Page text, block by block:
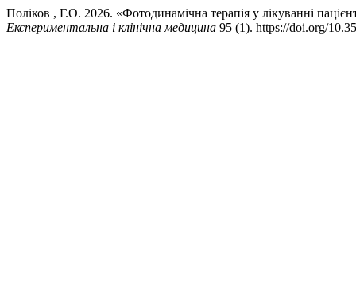
Поліков , Г.О. 2026. «Фотодинамічна терапія у лікуванні
Експериментальна і клінічна медицина 95 (1). https://doi.org/